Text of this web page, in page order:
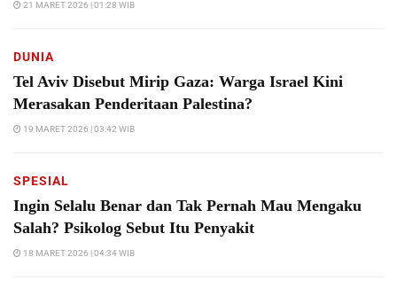
21 MARET 2026 | 01:28 WIB
DUNIA
Tel Aviv Disebut Mirip Gaza: Warga Israel Kini
Merasakan Penderitaan Palestina?
19 MARET 2026 | 03:42 WIB
SPESIAL
Ingin Selalu Benar dan Tak Pernah Mau Mengaku
Salah? Psikolog Sebut Itu Penyakit
18 MARET 2026 | 04:34 WIB